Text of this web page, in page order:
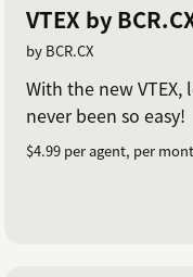
VTEX by
by BCR.CX
With the new
never been so easy!
$4.99 per agent, per